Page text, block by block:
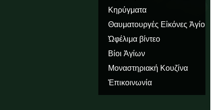
Κηρύγματα
Θαυματουργές Εἰκόνες Ἁγίου
Ὅρους
Ὠφέλιμα βίντεο
Βίοι Ἁγίων
Μοναστηριακή Κουζίνα
Ἐπικοινωνία